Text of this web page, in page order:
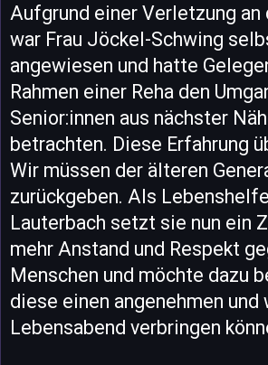
Aufgrund einer Verletzung an
war Frau Jöckel-Schwing
angewiesen und hatte
Rahmen einer Reha den
Senior:innen aus nächster
betrachten. Diese Erfahrung
Wir müssen der älteren
zurückgeben. Als
Lauterbach setzt sie nun ein
mehr Anstand und Respekt
Menschen und möchte dazu
diese einen angenehmen und
Lebensabend verbringen